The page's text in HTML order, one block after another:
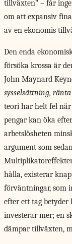
tillväxten” – får
om att expansiv
av en ekonomis
Den enda
försöka krossa är
John Maynard
sysselsättning,
teori har helt fel när
pengar kan öka
arbetslösheten
argument som
hålla, existerar
förväntningar, som
efter ett tag betyder
investerar mer; en
dämpar tillväxten,